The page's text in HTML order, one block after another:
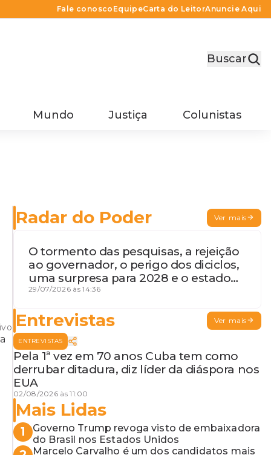
Fale conosco EquipeCarta do LeitorAnuncie Aqui
Buscar
Mundo Justiça Colunistas
Radar do Poder Ver mais
O tormento das pesquisas, a rejeição
ao governador, o perigo dos diciclos,
uma surpresa para 2028 e o estado
de terceira guerra mundial
29/07/2026 às 14:36
Entrevistas Ver mais
ENTREVISTAS
Pela 1ª vez em 70 anos Cuba tem como
derrubar ditadura, diz líder da diáspora nos
EUA
02/08/2026 às 11:00
Mais Lidas
1
Governo Trump revoga visto de embaixadora
do Brasil nos Estados Unidos
Marcelo Carvalho é um dos candidatos mais